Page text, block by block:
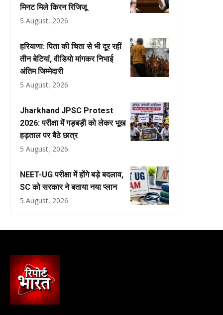
मिनट मिले किरन रिजिजू
5 August, 2026
हरियाणा: पिता की चिता से भी दूर रहीं
तीन बेटियां, वीडियो मांगकर निभाई
अंतिम जिम्मेदारी
5 August, 2026
Jharkhand JPSC Protest
2026: परीक्षा में गड़बड़ी को लेकर भूख
हड़ताल पर बैठे छात्र
5 August, 2026
NEET-UG परीक्षा में होंगे बड़े बदलाव,
SC को सरकार ने बताया नया प्लान
5 August, 2026